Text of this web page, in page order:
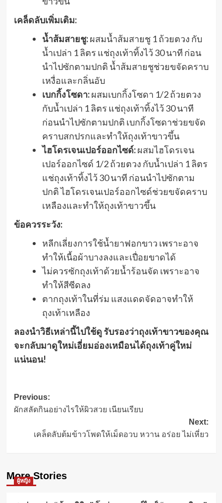
เคล็ดลับเพิ่มเติม:
น้ำส้มสายชู:ผสมน้ำส้มสายชู 1 ถ้วยตวง กับ
น้ำเปล่า 1 ลิตร แช่ถุงเท้าทิ้งไว้ 30 นาที ก่อน
นำไปซักตามปกติ น้ำส้มสายชูช่วยขจัดคราบ
เหงื่อและกลิ่นอับ
เบกกิ้งโซดา:ผสมเบกกิ้งโซดา 1/2 ถ้วยตวง
กับน้ำเปล่า 1 ลิตร แช่ถุงเท้าทิ้งไว้ 30 นาที
ก่อนนำไปซักตามปกติ เบกกิ้งโซดาช่วยขจัด
คราบสกปรกและทำให้ถุงเท้าขาวขึ้น
ไฮโดรเจนเปอร์ออกไซด์:ผสมไฮโดรเจน
เปอร์ออกไซด์ 1/2 ถ้วยตวง กับน้ำเปล่า 1 ลิตร
แช่ถุงเท้าทิ้งไว้ 30 นาที ก่อนนำไปซักตาม
ปกติ ไฮโดรเจนเปอร์ออกไซด์ช่วยขจัดคราบ
เหลืองและทำให้ถุงเท้าขาวขึ้น
ข้อควรระวัง:
หลีกเลี่ยงการใช้น้ำยาฟอกขาว เพราะอาจ
ทำให้เนื้อผ้าบางลงและเปื่อยขาดได้
ไม่ควรซักถุงเท้าด้วยน้ำร้อนจัด เพราะอาจ
ทำให้สีซีดลง
ตากถุงเท้าในที่ร่ม แสงแดดจัดอาจทำให้
ถุงเท้าเหลือง
ลองนำวิธีเหล่านี้ไปใช้ดู รับรองว่าถุงเท้าขาวของคุณ
จะกลับมาดูใหม่เอี่ยมอ่องเหมือนได้ถุงเท้าคู่ใหม่
แน่นอน!
Post
navigation
Previous:
ผักสลัดกินอย่างไรให้ผิวสวย เนียนเรียบ
Next:
เคล็ดลับต้มข้าวโพดให้เม็ดอวบ หวาน อร่อย ไม่เหี่ยว
More Stories
ผู้หญิง